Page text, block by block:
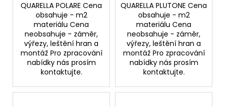
QUARELLA POLARE Cena
obsahuje - m2
materiálu Cena
neobsahuje - záměr,
výřezy, leštění hran a
montáž Pro zpracování
nabídky nás prosím
kontaktujte.
QUARELLA PLUTONE Cena
obsahuje - m2
materiálu Cena
neobsahuje - záměr,
výřezy, leštění hran a
montáž Pro zpracování
nabídky nás prosím
kontaktujte.